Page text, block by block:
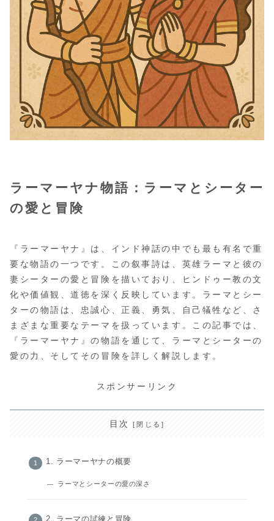
ラーマーヤナ物語：ラーマとシーター
の愛と冒険
『ラーマーヤナ』は、インド神話の中でも最も有名で重
要な物語の一つです。この叙事詩は、英雄ラーマと彼の
妻シーターの愛と冒険を描いており、ヒンドゥー教の文
化や価値観、道徳を深く反映しています。ラーマとシー
ターの物語は、忠誠心、正義、勇気、自己犠牲など、さ
まざまな重要なテーマを扱っています。この記事では、
『ラーマーヤナ』の物語を通じて、ラーマとシーターの
愛の力、そしてその冒険を詳しく解説します。
スポンサーリンク
目次
1. ラーマーヤナの概要
ラーマとシーターの愛の深さ
2. ラーマの試練と冒険